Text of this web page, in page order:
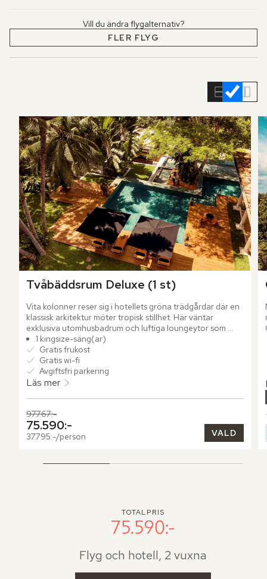
Vill du ändra flygalternativ?
FLER FLYG
Tvåbäddsrum Deluxe (1 st)
Vita kolonner reser sig i hotellets gröna trädgårdar där en
klassisk arkitektur möter tropisk stillhet. Här väntar
exklusiva utomhusbadrum och luftiga loungeytor som
suddar ut gränsen mellan inne och ute. Intill väntar en
separat pool, delad med endast ett fåtal andra boenden,
där dagarna får röra sig långsamt under den öppna
himlen.
1 kingsize-säng(ar)
Gratis frukost
Gratis wi-fi
Avgiftsfri parkering
Läs mer
Tidigare pris,
97.767:-
Nuvarande pris,
75.590:-
37.795:-/person VALD
TOTALPRIS
75.590:-
Flyg och hotell, 2 vuxna